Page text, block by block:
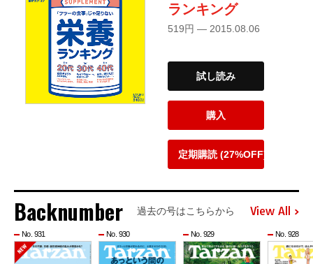
ランキング
519円 — 2015.08.06
試し読み
購入
定期購読 (27%OFF)
Backnumber 過去の号はこちらから View All
No. 931 No. 930 No. 929 No. 928